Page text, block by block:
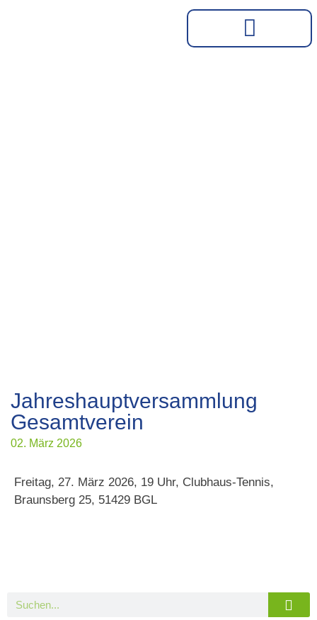
Jahreshauptversammlung
Gesamtverein
02. März 2026
Freitag, 27. März 2026, 19 Uhr, Clubhaus-Tennis,
Braunsberg 25, 51429 BGL